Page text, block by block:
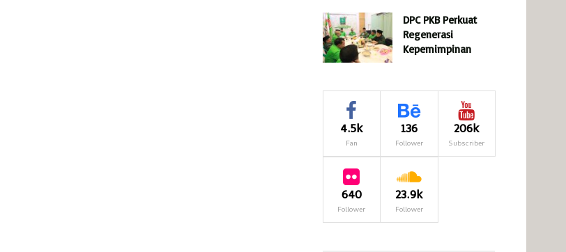
DPC PKB Perkuat
Regenerasi
Kepemimpinan
4.5k
Fan
136
Follower
206k
Subscriber
640
Follower
23.9k
Follower